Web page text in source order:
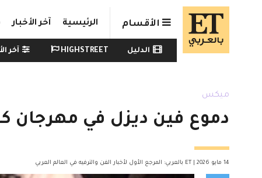
Skip to main content
الأقسام الرئيسية آخر الأخبار
Watch menu
الدليل HIGHSTREET آخر
ميكس
دموع فين ديزل في مهرجان
14 مايو 2026 | ET بالعربي: المرجع الأول لأخبار الفن والترفيه في العالم العربي